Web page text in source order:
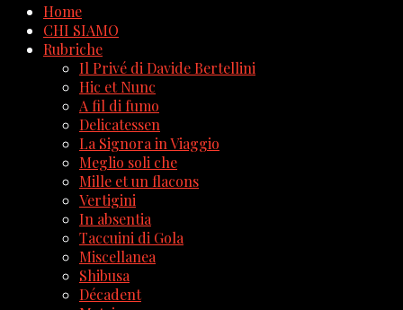
Home
CHI SIAMO
Rubriche
Il Privé di Davide Bertellini
Hic et Nunc
A fil di fumo
Delicatessen
La Signora in Viaggio
Meglio soli che
Mille et un flacons
Vertigini
In absentia
Taccuini di Gola
Miscellanea
Shibusa
Décadent